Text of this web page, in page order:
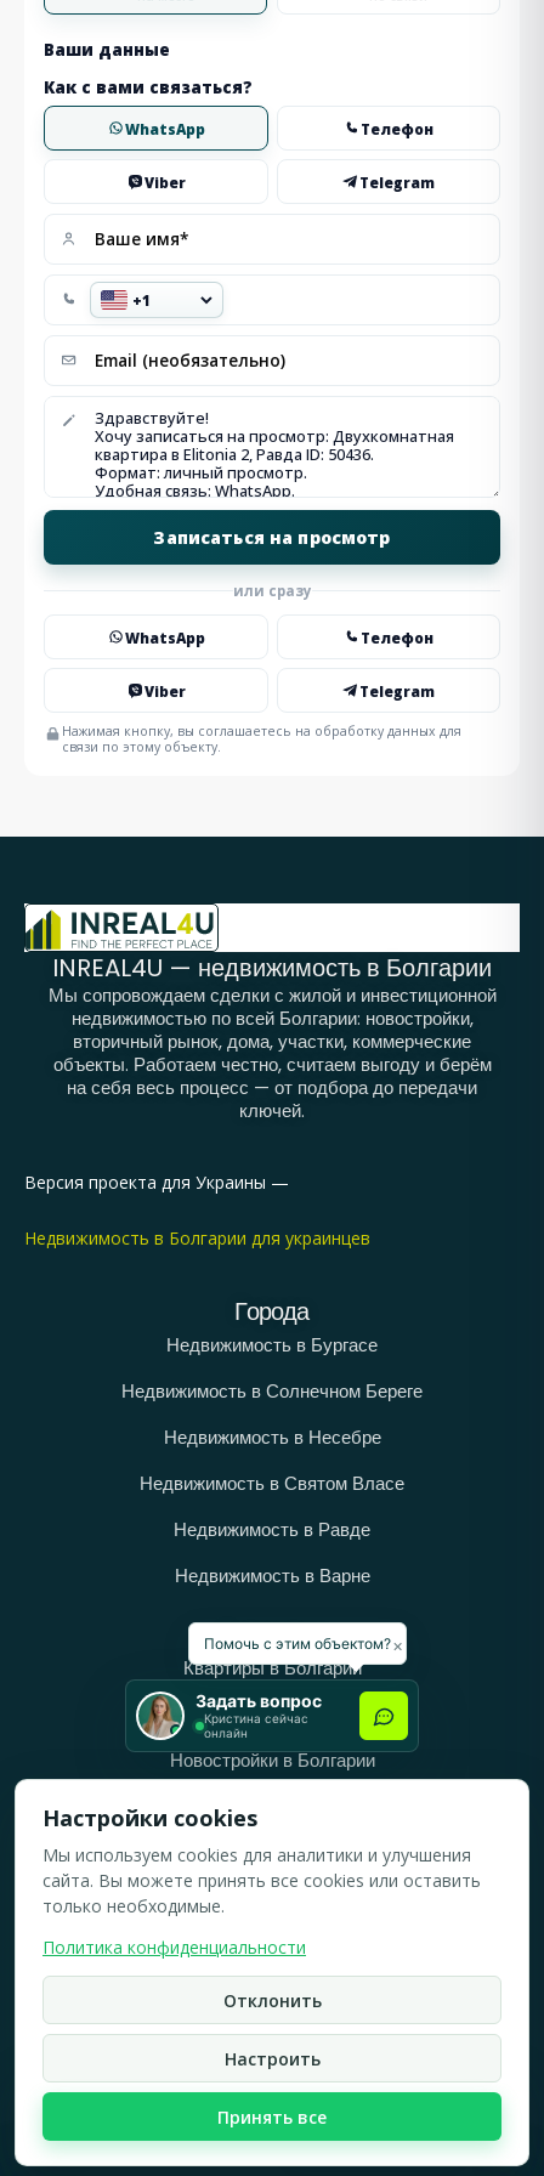
Ваши данные
Как с вами связаться?
WhatsApp Телефон
Viber Telegram
или сразу
WhatsApp Телефон
Viber Telegram
Нажимая кнопку, вы соглашаетесь на обработку данных для
связи по этому объекту.
INREAL4U — недвижимость в Болгарии
Мы сопровождаем сделки с жилой и инвестиционной
недвижимостью по всей Болгарии: новостройки,
вторичный рынок, дома, участки, коммерческие
объекты. Работаем честно, считаем выгоду и берём
на себя весь процесс — от подбора до передачи
ключей.
Версия проекта для Украины —
Недвижимость в Болгарии для украинцев
Города
Недвижимость в Бургасе
Недвижимость в Солнечном Береге
Недвижимость в Несебре
Недвижимость в Святом Власе
Недвижимость в Равде
Недвижимость в Варне
Категории
Квартиры в Болгарии
Дома в Болгарии
Новостройки в Болгарии
Вторичное жильё в Болгарии
Рабочее время
ПН-ПТ: 10:00 — 18:00
ВС: Выходной
2019-2026 © Все права защищены.
Политика конфидициальности
Карта сайта
×
Помочь с этим объектом?
Задать вопрос
Кристина сейчас
онлайн
Кристина Верейская
Брокер по недвижимости
быстрый ответ
☏
Настройки cookies
Мы используем cookies для аналитики и улучшения
сайта. Вы можете принять все cookies или оставить
только необходимые.
Политика конфиденциальности
Отклонить
Настроить
Принять все